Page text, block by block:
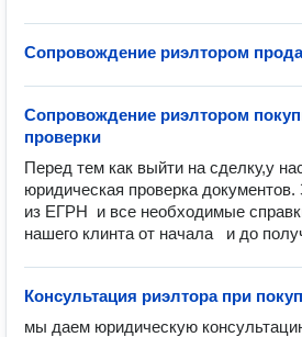
Сопровождение риэлтором
Сопровождение риэлтором
проверки
Перед тем как выйти на сделку,у
юридическая проверка
из ЕГРН  и все необходимые
нашего клинта от начала   и до
Консультация риэлтора при
мы даем юридическую